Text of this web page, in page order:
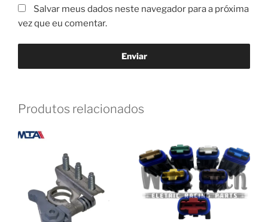
Salvar meus dados neste navegador para a próxima
vez que eu comentar.
Produtos relacionados